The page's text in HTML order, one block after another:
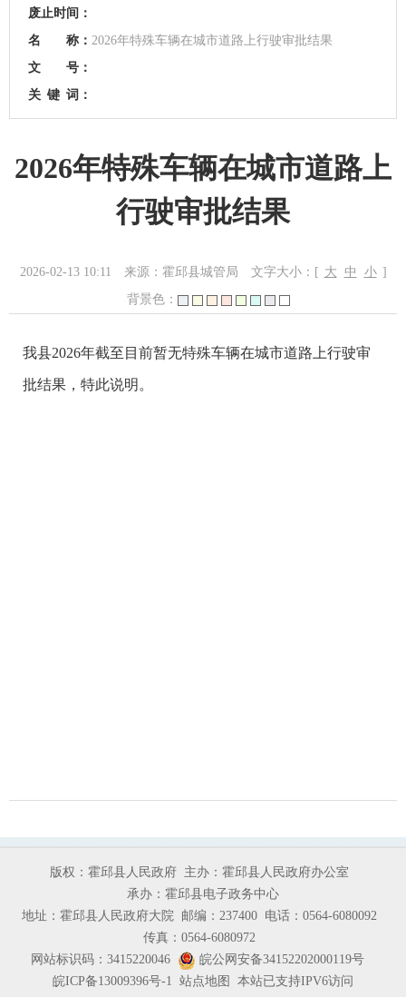
废止时间：
名 称： 2026年特殊车辆在城市道路上行驶审批结果
文 号：
关 键 词：
2026年特殊车辆在城市道路上
行驶审批结果
2026-02-13 10:11 来源：霍邱县城管局 文字大小：[ 大 中 小 ]
背景色：
我县2026年截至目前暂无特殊车辆在城市道路上行驶审
批结果，特此说明。
版权：霍邱县人民政府 主办：霍邱县人民政府办公室
承办：霍邱县电子政务中心
地址：霍邱县人民政府大院 邮编：237400 电话：0564-6080092
传真：0564-6080972
网站标识码：3415220046
皖公网安备34152202000119号
皖ICP备13009396号-1 站点地图 本站已支持IPV6访问